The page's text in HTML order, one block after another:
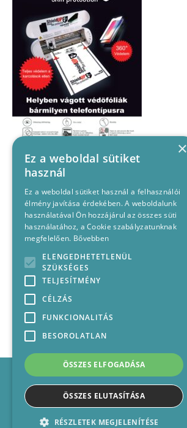
Impresszum
Felhasználási feltételek
×
Ez a weboldal sütiket
használ
Ez a weboldal sütiket használ a felhasználói
élmény javítása érdekében. A weboldalunk
használatával Ön hozzájárul az összes süti
használatához, a Cookie szabályzatunknak
megfelelően. Bővebben
ELENGEDHETETLENÜL
SZÜKSÉGES
TELJESÍTMÉNY
CÉLZÁS
FUNKCIONALITÁS
BESOROLATLAN
ÖSSZES ELFOGADÁSA
ÖSSZES ELUTASÍTÁSA
RÉSZLETEK MEGJELENÍTÉSE